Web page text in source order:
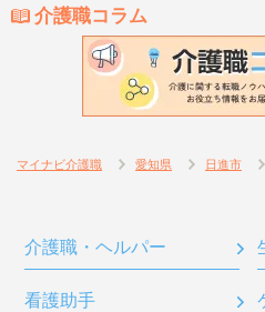
介護職コラム
マイナビ介護職 愛知県 日進市
介護職・ヘルパー
看護助手